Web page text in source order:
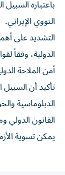
باعتباره
النووي الإيراني.
⁠التشديد على
الدولية، وفقاً
أمن الملاحة
⁠تأكيد أن
الدبلوماسية
القانون الدولي
يمكن تسوية